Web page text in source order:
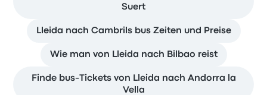
Suert
Lleida nach Cambrils bus Zeiten und Preise
Wie man von Lleida nach Bilbao reist
Finde bus-Tickets von Lleida nach Andorra la
Vella